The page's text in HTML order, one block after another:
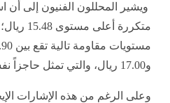
ويشير المحللون الفنيون إلى أن
و17.00 ريال، والتي تمثل حاجزاً نفسياً وفنياً حرجاً للمتعاملين
وعلى الرغم من هذه الإشارات